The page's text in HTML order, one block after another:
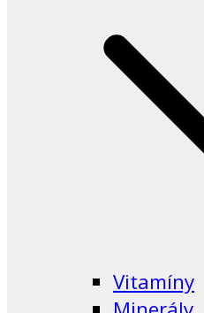
Vitamíny